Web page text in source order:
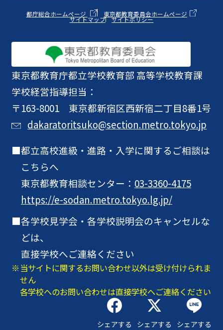
東京都教育庁都立学校教育部 高等学校教育課
学校経営指導担当：
〒163-8001 東京都新宿区西新宿二丁目8番1号
dakaratoritsuko@section.metro.tokyo.jp
都立高校進級・進路・入学に関するご相談は
こちらへ
東京都教育相談センター： 03-3360-4175
https://e-sodan.metro.tokyo.lg.jp/
各学校見学会・各学校説明会のキャンセルな
どは、
直接学校へご連絡ください
当サイトに関するお問い合わせ以外は受け付けられま
せん
各学校へのお問い合わせは直接学校へご連絡ください
シェアする シェアする シェアする
都庁総合ホームページ 東京都教育委員会ホームページ
サイトマップ サイトポリシー